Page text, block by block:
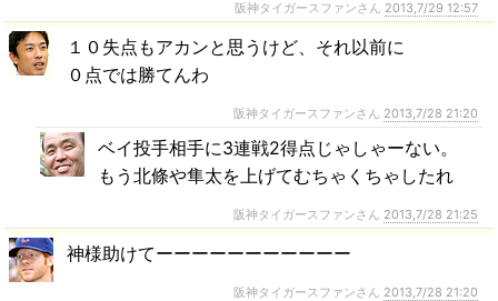
阪神タイガースファンさん 2013,7/29 12:57
１０失点もアカンと思うけど、それ以前に
０点では勝てんわ
阪神タイガースファンさん 2013,7/28 21:20
ベイ投手相手に3連戦2得点じゃしゃーない。
もう北條や隼太を上げてむちゃくちゃしたれ
阪神タイガースファンさん 2013,7/28 21:25
神様助けてーーーーーーーーーーー
阪神タイガースファンさん 2013,7/28 21:20